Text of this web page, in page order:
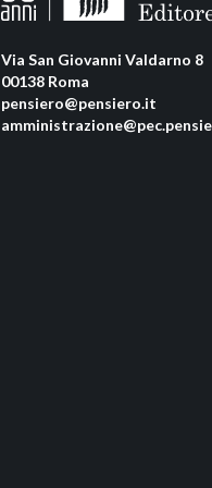
Via San Giovanni Valdarno 8
00138 Roma
pensiero@pensiero.it